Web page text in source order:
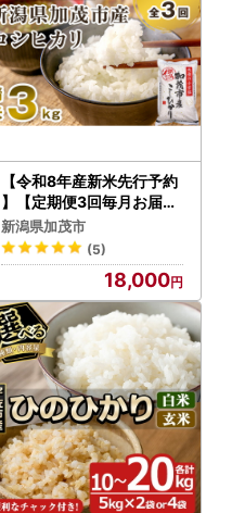
【令和8年産新米先行予約
】【定期便3回毎月お届け
】新潟県加茂市産コシヒカ
リ 精米3kg《10月上旬～
順次出荷》 白米 （株）ラ
イスグローワーズ
新潟県加茂市
(5)
18,000